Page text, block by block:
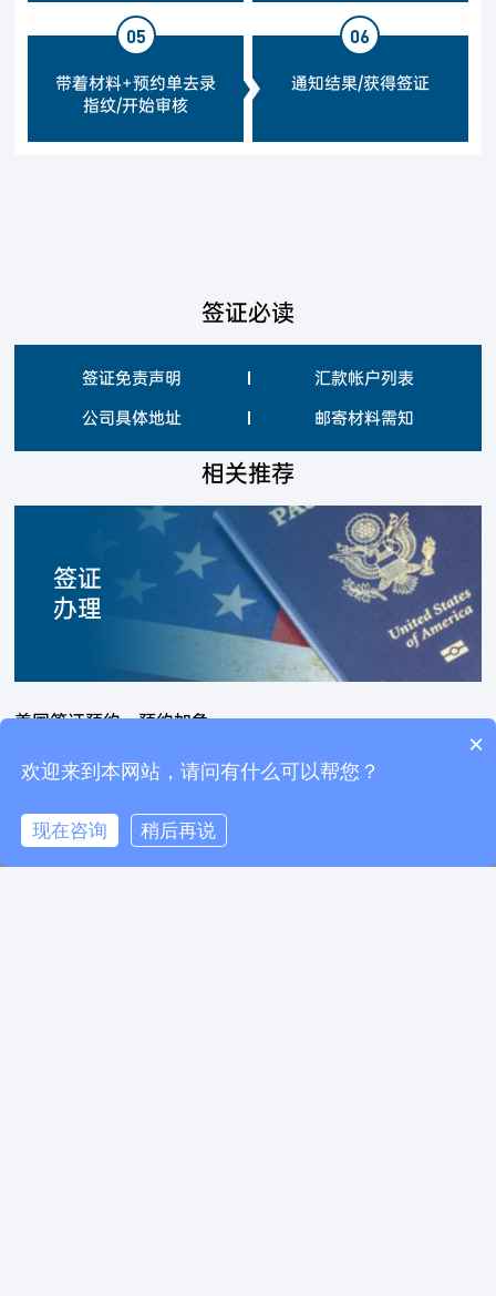
05
带着材料+预约单去录
指纹/开始审核
06
通知结果/获得签证
签证必读
签证免责声明
汇款帐户列表
公司具体地址
邮寄材料需知
相关推荐
签证
办理
美国签证预约—预约加急
美国F1/F2
美国M1/M2
电话咨询 在线咨询
×
欢迎来到本网站，请问有什么可以帮您？
现在咨询 稍后再说